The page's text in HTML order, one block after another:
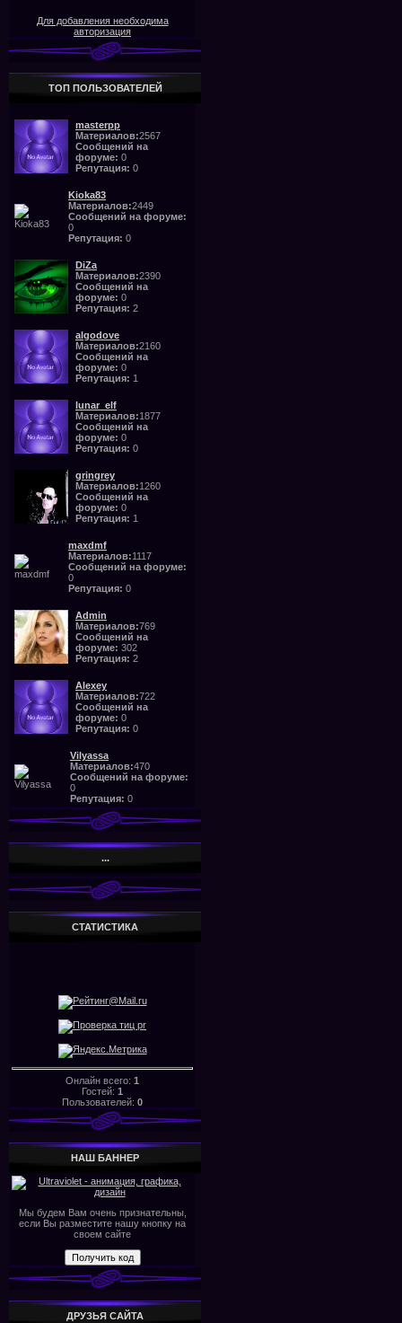
Для добавления необходима
авторизация
ТОП ПОЛЬЗОВАТЕЛЕЙ
masterpp
Материалов:2567
Сообщений на
форуме: 0
Репутация: 0
Kioka83
Материалов:2449
Сообщений на форуме:
0
Репутация: 0
DiZa
Материалов:2390
Сообщений на
форуме: 0
Репутация: 2
algodove
Материалов:2160
Сообщений на
форуме: 0
Репутация: 1
lunar_elf
Материалов:1877
Сообщений на
форуме: 0
Репутация: 0
gringrey
Материалов:1260
Сообщений на
форуме: 0
Репутация: 1
maxdmf
Материалов:1117
Сообщений на форуме:
0
Репутация: 0
Admin
Материалов:769
Сообщений на
форуме: 302
Репутация: 2
Alexey
Материалов:722
Сообщений на
форуме: 0
Репутация: 0
Vilyassa
Материалов:470
Сообщений на форуме:
0
Репутация: 0
...
СТАТИСТИКА
Онлайн всего: 1
Гостей: 1
Пользователей: 0
НАШ БАHHЕР
Мы будем Вам очень признательны,
если Вы разместите нашу кнопку на
своем сайте
ДРУЗЬЯ САЙТА